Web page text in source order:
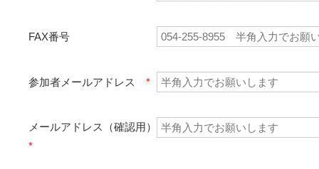
FAX番号
参加者メールアドレス *
メールアドレス（確認用）
*